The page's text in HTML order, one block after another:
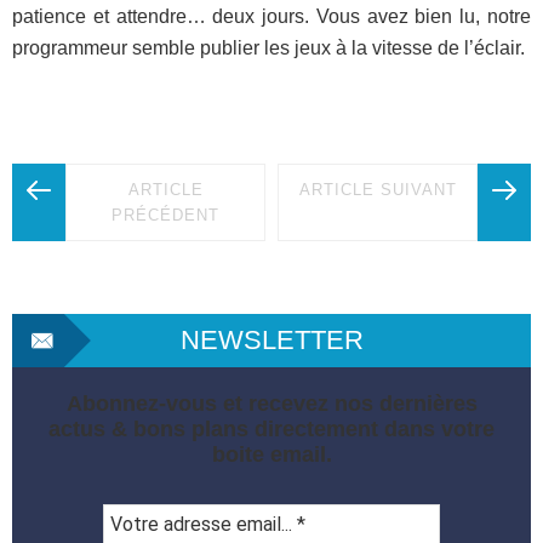
patience et attendre… deux jours. Vous avez bien lu, notre
programmeur semble publier les jeux à la vitesse de l’éclair.
ARTICLE
PRÉCÉDENT
ARTICLE SUIVANT
NEWSLETTER
Abonnez-vous et recevez nos dernières
actus & bons plans directement dans votre
boite email.